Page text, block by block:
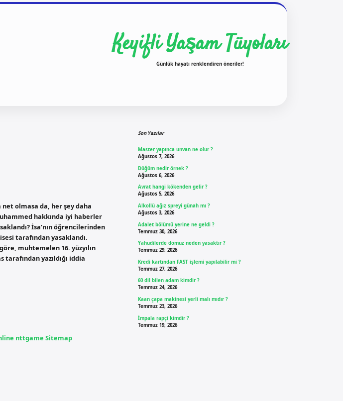
Keyifli Yaşam Tüyoları
Günlük hayatı renklendiren öneriler!
olmasa da, her şey daha
hakkında iyi haberler
İsa’nın öğrencilerinden
tarafından yasaklandı.
muhtemelen 16. yüzyılın
yazıldığı iddia
nttgame Sitemap
Son Yazılar
Master yapınca unvan ne olur ?
Ağustos 7, 2026
Düğüm nedir örnek ?
Ağustos 6, 2026
Avrat hangi kökenden gelir ?
Ağustos 5, 2026
Alkollü ağız spreyi günah mı ?
Ağustos 3, 2026
Adalet bölümü yerine ne geldi ?
Temmuz 30, 2026
Yahudilerde domuz neden yasaktır ?
Temmuz 29, 2026
Kredi kartından FAST işlemi yapılabilir mi ?
Temmuz 27, 2026
60 dil bilen adam kimdir ?
Temmuz 24, 2026
Kaan çapa makinesi yerli malı mıdır ?
Temmuz 23, 2026
İmpala rapçi kimdir ?
Temmuz 19, 2026